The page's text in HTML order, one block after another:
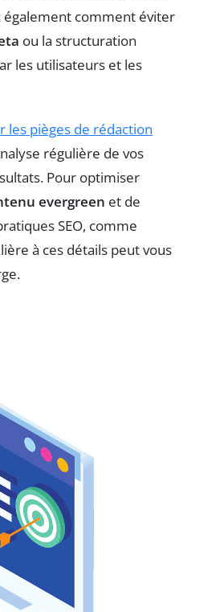
également comment éviter
ou la structuration
les utilisateurs et les
les pièges de rédaction
régulière de vos
Pour optimiser
evergreen et de
SEO, comme
à ces détails peut vous